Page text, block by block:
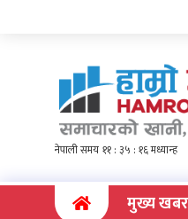
(current)मुख्य खबर